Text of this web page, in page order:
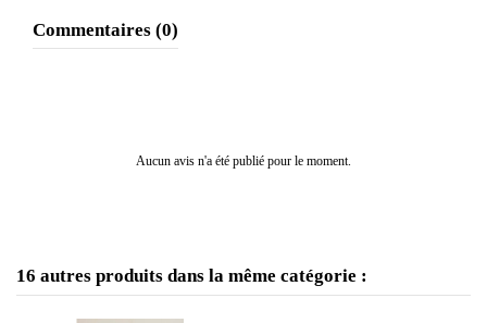
Commentaires (0)
Aucun avis n'a été publié pour le moment.
16 autres produits dans la même catégorie :